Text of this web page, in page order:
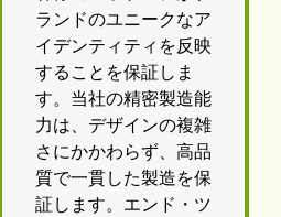
ランドのユニークなア
イデンティティを反映
することを保証しま
す。当社の精密製造能
力は、デザインの複雑
さにかかわらず、高品
質で一貫した製造を保
証します。エンド・ツ